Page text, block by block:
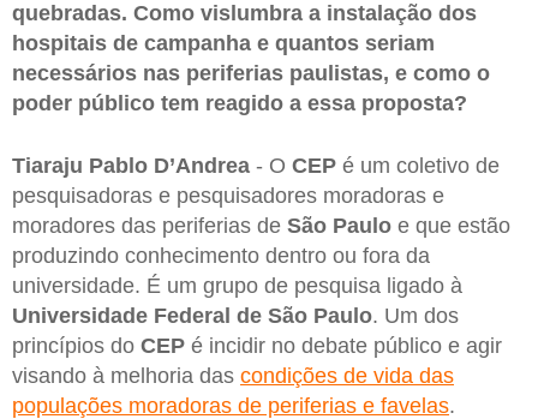
quebradas. Como vislumbra a instalação dos
hospitais de campanha e quantos seriam
necessários nas periferias paulistas, e como o
poder público tem reagido a essa proposta?
Tiaraju Pablo D’Andrea - O CEP é um coletivo de
pesquisadoras e pesquisadores moradoras e
moradores das periferias de São Paulo e que estão
produzindo conhecimento dentro ou fora da
universidade. É um grupo de pesquisa ligado à
Universidade Federal de São Paulo. Um dos
princípios do CEP é incidir no debate público e agir
visando à melhoria das condições de vida das
populações moradoras de periferias e favelas.